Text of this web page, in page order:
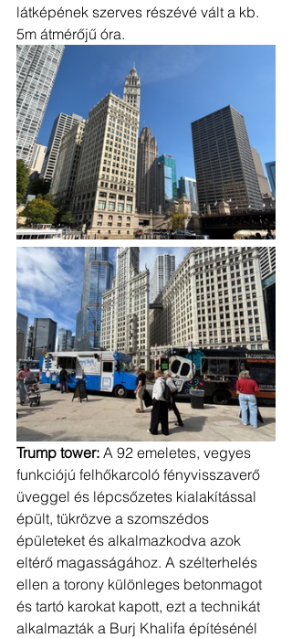
látképének szerves részévé vált a kb.
5m átmérőjű óra.
Trump tower: A 92 emeletes, vegyes
funkciójú felhőkarcoló fényvisszaverő
üveggel és lépcsőzetes kialakítással
épült, tükrözve a szomszédos
épületeket és alkalmazkodva azok
eltérő magasságához. A szélterhelés
ellen a torony különleges betonmagot
és tartó karokat kapott, ezt a technikát
alkalmazták a Burj Khalifa építésénél